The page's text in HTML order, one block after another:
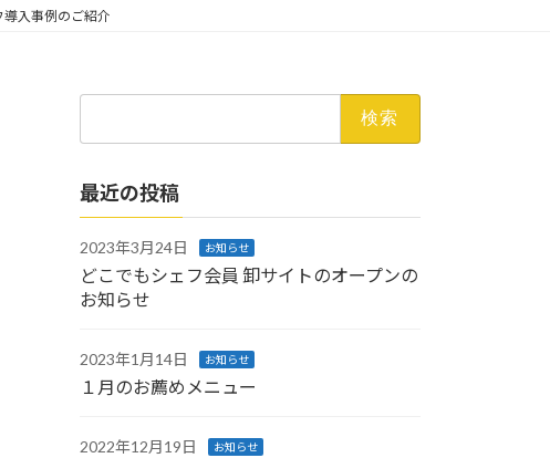
入事例のご紹介
最近の投稿
2023年3月24日 お知らせ
どこでもシェフ会員 卸サイトのオープンの
お知らせ
2023年1月14日 お知らせ
１月のお薦めメニュー
2022年12月19日 お知らせ